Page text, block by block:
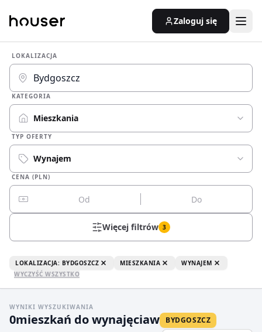
Zaloguj się
LOKALIZACJA
KATEGORIA
Mieszkania
TYP OFERTY
Wynajem
CENA (PLN)
Więcej filtrów 3
LOKALIZACJA: BYDGOSZCZ MIESZKANIA
WYNAJEM
WYCZYŚĆ WSZYSTKO
WYNIKI WYSZUKIWANIA
0mieszkań do wynajęciaw BYDGOSZCZ